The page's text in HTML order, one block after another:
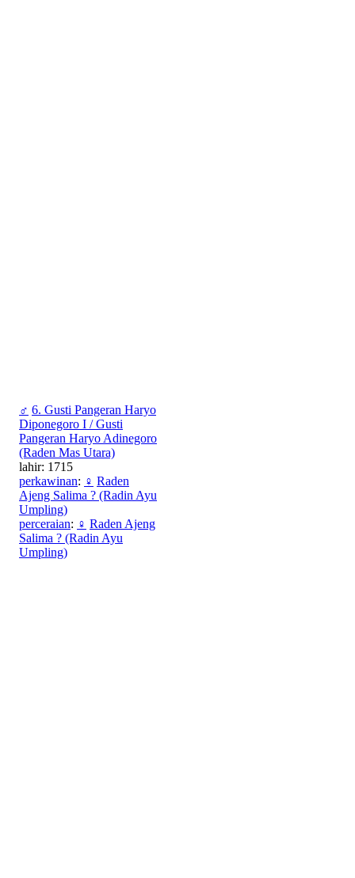
♂ 6. Gusti Pangeran Haryo
Diponegoro I / Gusti
Pangeran Haryo Adinegoro
(Raden Mas Utara)
lahir: 1715
perkawinan: ♀ Raden
Ajeng Salima ? (Radin Ayu
Umpling)
perceraian: ♀ Raden Ajeng
Salima ? (Radin Ayu
Umpling)